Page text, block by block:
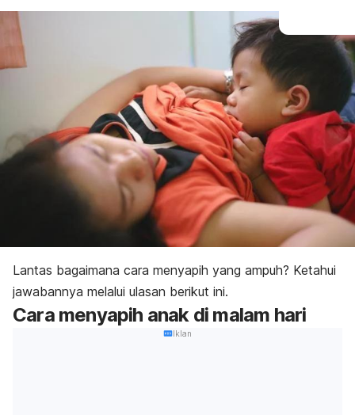
Lantas bagaimana cara menyapih yang ampuh? Ketahui
jawabannya melalui ulasan berikut ini.
Cara menyapih anak di malam hari
Iklan